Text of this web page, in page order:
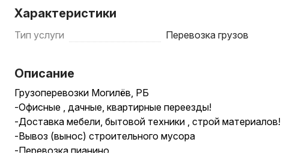
Характеристики
Тип услуги Перевозка грузов
Описание
Грузоперевозки Могилёв, РБ
-Офисные , дачные, квартирные переезды!
-Доставка мебели, бытовой техники , строй материалов!
-Вывоз (вынос) строительного мусора
-Перевозка пианино